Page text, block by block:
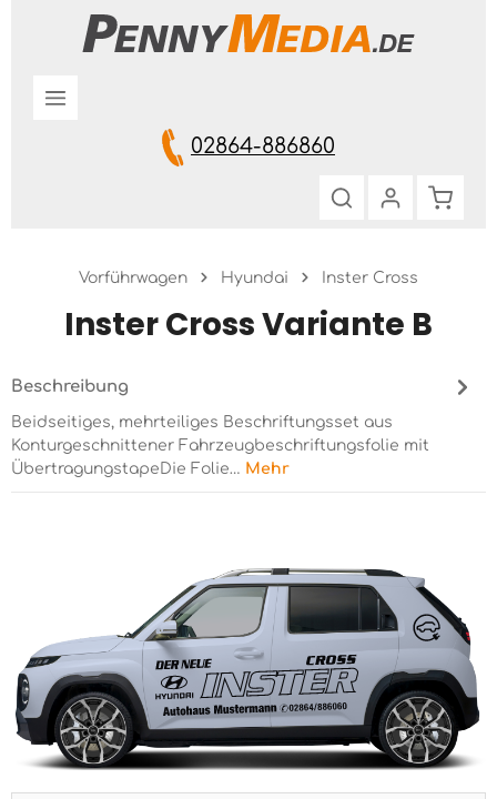
Zum Hauptinhalt springen
02864-886860
Vorführwagen Hyundai Inster Cross
Inster Cross Variante B
Beschreibung
Beidseitiges, mehrteiliges Beschriftungsset aus
Konturgeschnittener Fahrzeugbeschriftungsfolie mit
ÜbertragungstapeDie Folie… Mehr